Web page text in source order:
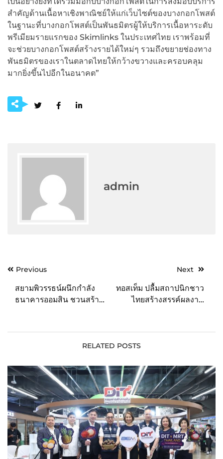
สำคัญด้านเนื้อหาเชิงพาณิชย์ให้แก่เว็บไซต์ของบางกอกโพสต์
ในฐานะที่บางกอกโพสต์เป็นพันธมิตรผู้ให้บริการเนื้อหาระดับ
พรีเมียมรายแรกของ Skimlinks ในประเทศไทย เราพร้อมที่
จะช่วยบางกอกโพสต์สร้างรายได้ใหม่ๆ รวมถึงขยายช่องทาง
พันธมิตรของเราในตลาดไทยให้กว้างขวางและครอบคลุม
มากยิ่งขึ้นไปอีกในอนาคต”
admin
PostPrevious
สยามพิวรรธน์ผนึกกำลัง
ธนาคารออมสิน ชวนสร้าง
สมองสดใส ผ่านโครงการ
Citizen of Love by
น้อง
Next
ทอสเท็ม ปลื้มสถาปนิกชาว
ไทยสร้างสรรค์ผลงาน
TOSTEM Asia Design
award 2023 ณ กรุง
RELATED POSTS